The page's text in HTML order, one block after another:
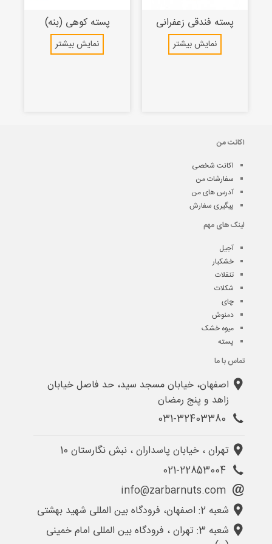
پسته کوهی (بنه)
نمایش بیشتر
پسته فندقی زعفرانی
نمایش بیشتر
اکانت من
اکانت شخصی
سفارشات من
آدرس های من
پیگیری سفارش
لینک های مهم
آجیل
خشکبار
تنقلات
شکلات
چای
دمنوش
میوه خشک
پسته
تماس با ما
اصفهان، خیابان مسجد سید، حد فاصل خیابان
زاهد و پنج رمضان
تهران ، خیابان پاسداران ، نبش نگارستان 10
شعبه 2: اصفهان، فرودگاه بین المللی شهید بهشتی
شعبه 3: تهران ، فرودگاه بین المللی امام خمینی